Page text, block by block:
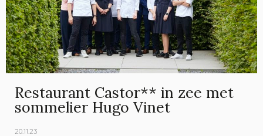
Restaurant Castor** in zee met
sommelier Hugo Vinet
20.11.23